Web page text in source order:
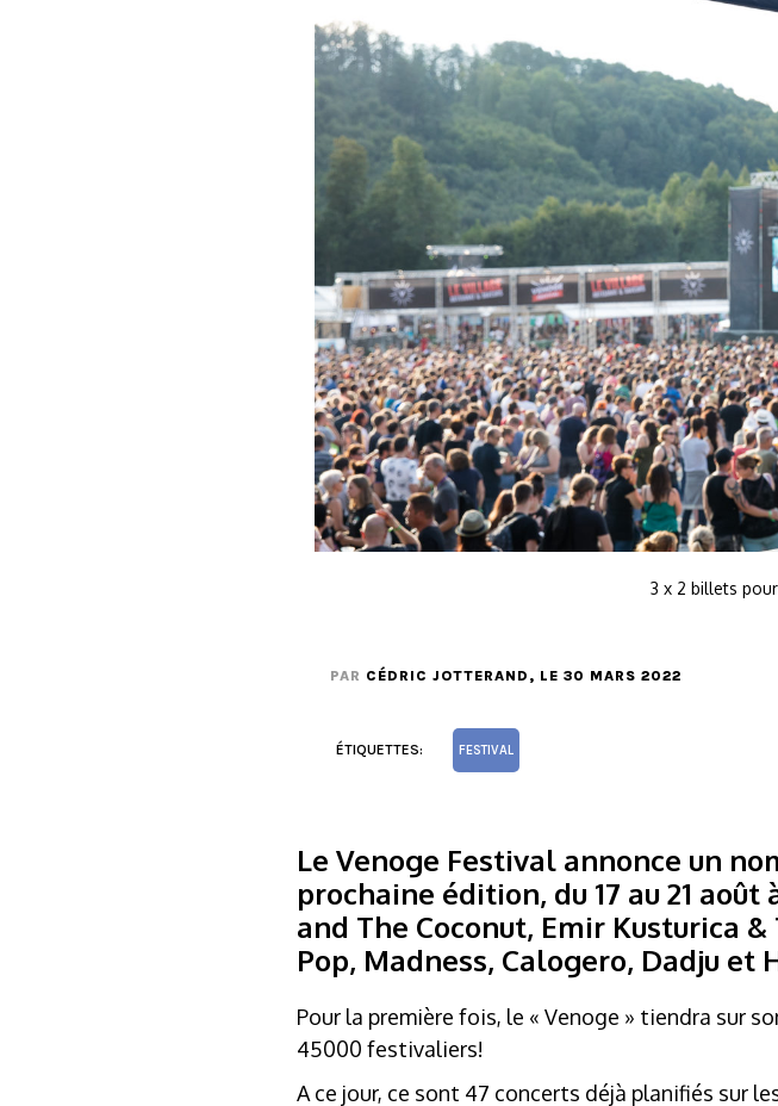
3 x 2 billets
PAR CÉDRIC JOTTERAND , LE 30 MARS 2022
ÉTIQUETTES: FESTIVAL
Le Venoge Festival annonce un
prochaine édition, du 17 au 21
and The Coconut, Emir Kusturica
Pop, Madness, Calogero, Dadju et
Pour la première fois, le « Venoge » tiendra sur
45000 festivaliers!
A ce jour, ce sont 47 concerts déjà planifiés sur